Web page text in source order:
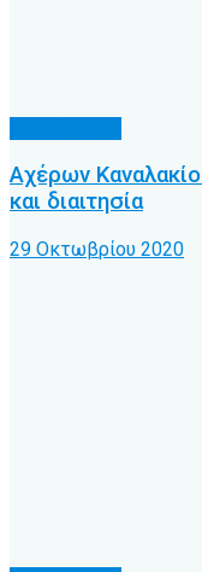
Αχέρων
και διαιτησία
29 Οκτωβρίου 2020